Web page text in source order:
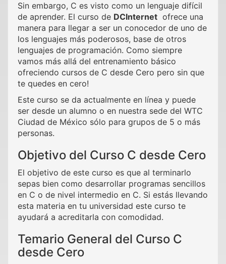
Sin embargo, C es visto como un lenguaje difícil
de aprender. El curso de DCInternet ofrece una
manera para llegar a ser un conocedor de uno de
los lenguajes más poderosos, base de otros
lenguajes de programación. Como siempre
vamos más allá del entrenamiento básico
ofreciendo cursos de C desde Cero pero sin que
te quedes en cero!
Este curso se da actualmente en línea y puede
ser desde un alumno o en nuestra sede del WTC
Ciudad de México sólo para grupos de 5 o más
personas.
Objetivo del Curso C desde Cero
El objetivo de este curso es que al terminarlo
sepas bien como desarrollar programas sencillos
en C o de nivel intermedio en C. Si estás llevando
esta materia en tu universidad este curso te
ayudará a acreditarla con comodidad.
Temario General del Curso C
desde Cero